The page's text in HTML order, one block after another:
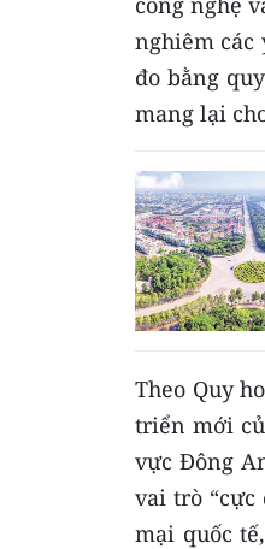
nghiêm các
đo bằng
mang lại
Theo Quy
triển mới
vực Đông
vai trò
mại quốc